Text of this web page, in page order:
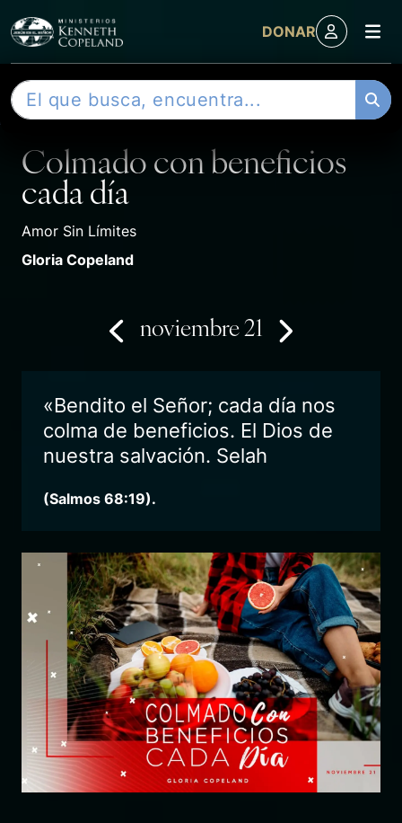
DONAR
B
u
DEVOCIONAL
Colmado con beneficios
cada día
Amor Sin Límites
Gloria Copeland
noviembre 21
«Bendito el Señor; cada día nos
colma de beneficios. El Dios de
nuestra salvación. Selah
(Salmos 68:19).